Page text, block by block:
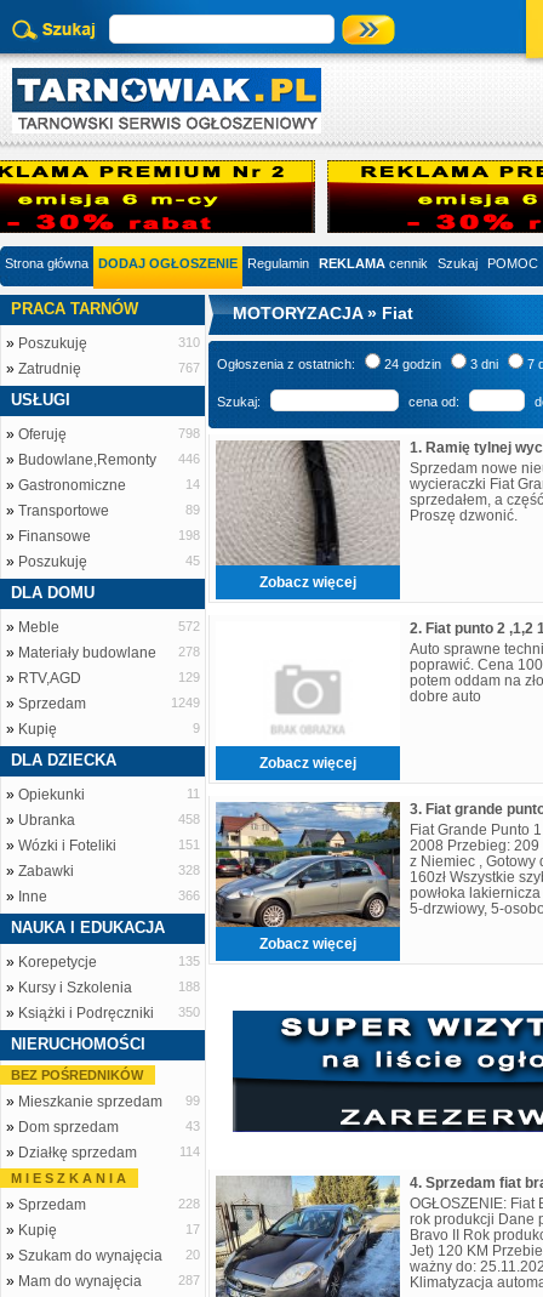
Strona główna DODAJ OGŁOSZENIE Regulamin REKLAMA cennik Szukaj POMOC
PRACA TARNÓW
» Poszukuję 310
» Zatrudnię 767
USŁUGI
» Oferuję 798
» Budowlane,Remonty 446
» Gastronomiczne 14
» Transportowe 89
» Finansowe 198
» Poszukuję 45
DLA DOMU
» Meble 572
» Materiały budowlane 278
» RTV,AGD 129
» Sprzedam 1249
» Kupię 9
DLA DZIECKA
» Opiekunki 11
» Ubranka 458
» Wózki i Foteliki 151
» Zabawki 328
» Inne 366
NAUKA I EDUKACJA
» Korepetycje 135
» Kursy i Szkolenia 188
» Książki i Podręczniki 350
NIERUCHOMOŚCI
BEZ POŚREDNIKÓW
» Mieszkanie sprzedam 99
» Dom sprzedam 43
» Działkę sprzedam
114
M I E S Z K A N I A
» Sprzedam 228
» Kupię 17
» Szukam do wynajęcia 20
» Mam do wynajęcia 287
MOTORYZACJA » Fiat
Ogłoszenia z ostatnich: 24 godzin 3 dni 7
Szukaj: cena od:
Zobacz więcej
Sprzedam nowe
wycieraczki Fiat
sprzedałem, a
Proszę dzwonić.
Zobacz więcej
Auto sprawne
poprawić. Cena
potem oddam na
dobre auto
Zobacz więcej
Fiat Grande Punto
2008 Przebieg:
z Niemiec , Gotowy
160zł Wszystkie
powłoka
5-drzwiowy, 5-
OGŁOSZENIE: Fiat
rok produkcji Dane
Bravo II Rok
Jet) 120 KM
ważny do:
Klimatyzacja